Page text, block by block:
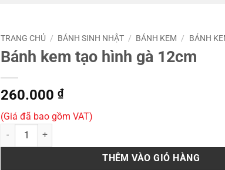
TRANG CHỦ / BÁNH SINH NHẬT / BÁNH KEM / BÁNH
Bánh kem tạo hình gà 12cm
260.000₫
(Giá đã bao gồm VAT)
Bánh kem tạo hình gà 12cm số lượng
THÊM VÀO GIỎ HÀNG